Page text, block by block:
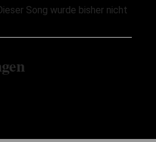
Song wurde bisher nicht